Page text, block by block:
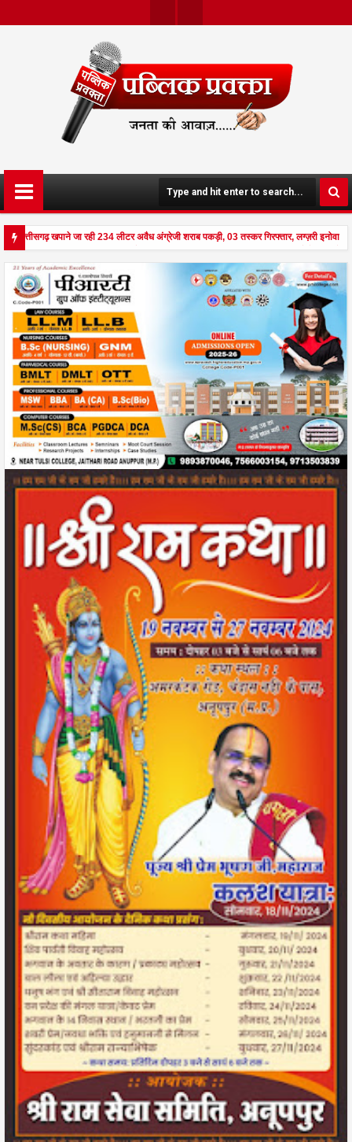
Ter
Boo
K
छत्तीसगढ़ खपाने जा रही 234 लीटर अवैध अंग्रेजी शराब पकड़ी, 03 तस्कर गिरफ्तार, लग्ज़री इनोवा
दहला अनूपपुर - घर पर किसान व नौकरानी का मिला रक्तरंजित शव, पत्नी गंभीर घायल में मेडिकल